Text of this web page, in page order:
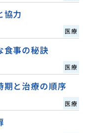
協力
医療
食事の秘訣
医療
期と治療の順序
医療